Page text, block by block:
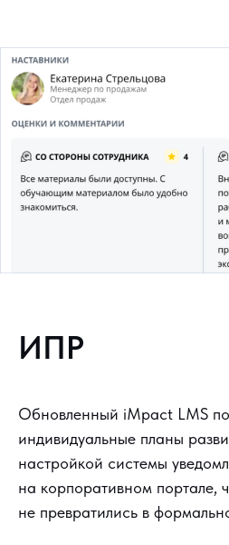
ИПР
Обновленный iMpact LMS
индивидуальные планы
настройкой системы
на корпоративном портале,
не превратились в